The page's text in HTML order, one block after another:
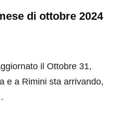
di ottobre 2024
il Ottobre 31,
e a Rimini sta arrivando,